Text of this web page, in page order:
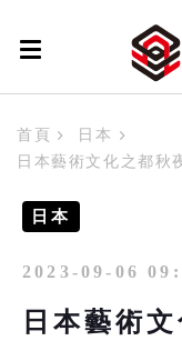
首頁
日本
日本藝術文化之都秋
日本
2023-09-06
日本藝術